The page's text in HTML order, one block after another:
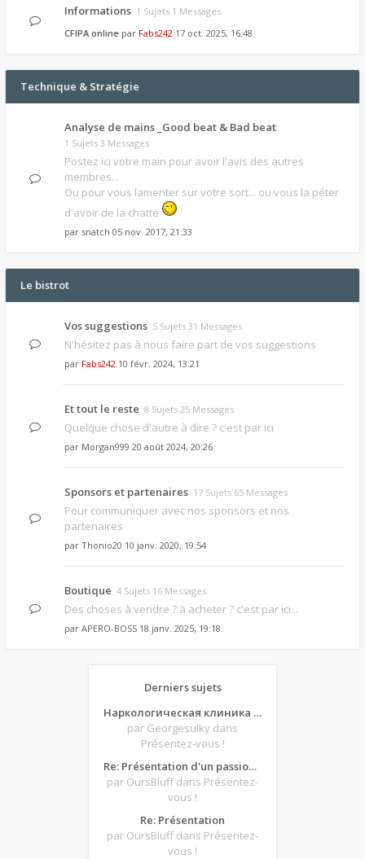
Informations 1 Sujets 1 Messages
CFIPA online par Fabs242 17 oct. 2025, 16:48
Technique & Stratégie
Analyse de mains _Good beat & Bad beat
1 Sujets 3 Messages
Postez ici votre main pour avoir l'avis des autres
membres...
Ou pour vous lamenter sur votre sort... ou vous la péter
d'avoir de la chatte
par snatch 05 nov. 2017, 21:33
Le bistrot
Vos suggestions 5 Sujets 31 Messages
N'hésitez pas à nous faire part de vos suggestions
par Fabs242 10 févr. 2024, 13:21
Et tout le reste 8 Sujets 25 Messages
Quelque chose d'autre à dire ? c'est par ici
par Morgan999 20 août 2024, 20:26
Sponsors et partenaires 17 Sujets 65 Messages
Pour communiquer avec nos sponsors et nos
partenaires
par Thonio20 10 janv. 2020, 19:54
Boutique 4 Sujets 16 Messages
Des choses à vendre ? à acheter ? c'est par ici...
par APERO-BOSS 18 janv. 2025, 19:18
Derniers sujets
Наркологическая клиника Детокс. Вывод из запоя цена
par Georgesulky dans
Présentez-vous !
Re: Présentation d'un passionné de poker
par OursBluff dans Présentez-
vous !
Re: Présentation
par OursBluff dans Présentez-
vous !